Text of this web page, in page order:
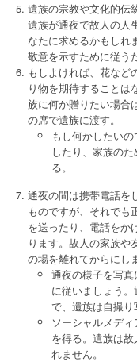
遺族の宗教や文化的伝
遺族が通夜で故人の人
なたに求めるかもしれ
敬意を示すために従う
もしよければ、花など
り物を期待することは
族に何か贈りたい場合
の席で遺族に渡す。
もし何かしたい
したり、家族の
る。
通夜の間は携帯電話を
ものですが、それでも
を送ったり、電話をか
ります。故人の家族や
の場を離れてからにし
通夜の様子を写
に従いましょう
で、遺族は自撮り
ソーシャルメデ
を得る。遺族は
れません。